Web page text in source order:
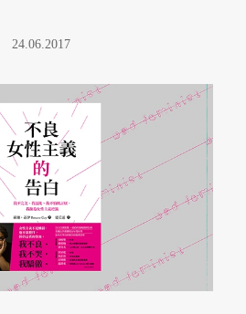
24.06.2017